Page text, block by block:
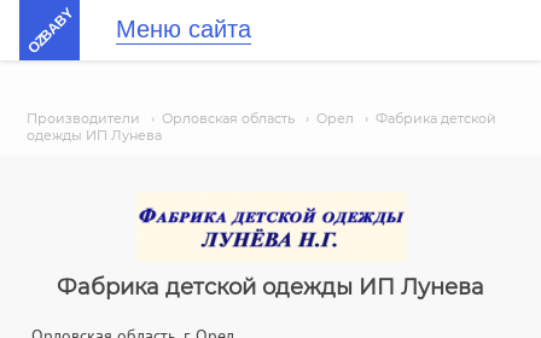
OZBABY Меню сайта
Производители › Орловская область › Орел › Фабрика детской
одежды ИП Лунева
Фабрика детской одежды ИП Лунева